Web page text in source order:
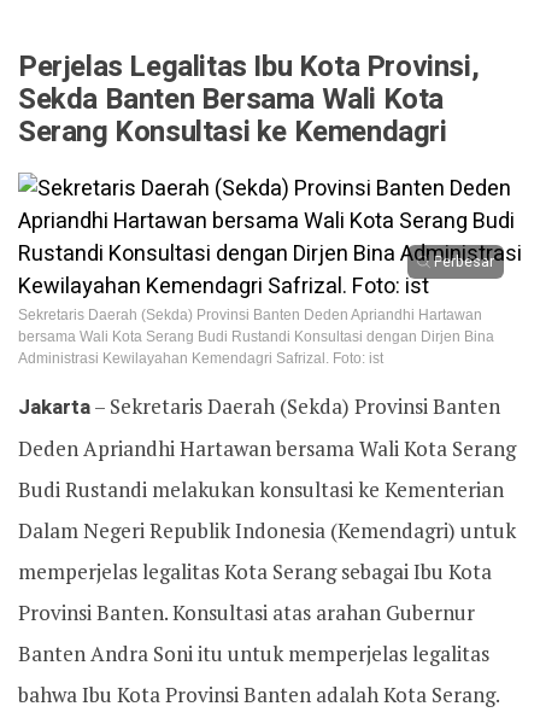
Perjelas Legalitas Ibu Kota Provinsi,
Sekda Banten Bersama Wali Kota
Serang Konsultasi ke Kemendagri
Perbesar
Sekretaris Daerah (Sekda) Provinsi Banten Deden Apriandhi Hartawan
bersama Wali Kota Serang Budi Rustandi Konsultasi dengan Dirjen Bina
Administrasi Kewilayahan Kemendagri Safrizal. Foto: ist
Jakarta– Sekretaris Daerah (Sekda) Provinsi Banten
Deden Apriandhi Hartawan bersama Wali Kota Serang
Budi Rustandi melakukan konsultasi ke Kementerian
Dalam Negeri Republik Indonesia (Kemendagri) untuk
memperjelas legalitas Kota Serang sebagai Ibu Kota
Provinsi Banten. Konsultasi atas arahan Gubernur
Banten Andra Soni itu untuk memperjelas legalitas
bahwa Ibu Kota Provinsi Banten adalah Kota Serang.